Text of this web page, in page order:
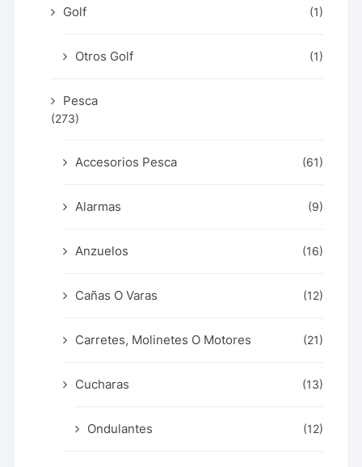
Golf (1)
Otros Golf (1)
Pesca
(273)
Accesorios Pesca (61)
Alarmas (9)
Anzuelos (16)
Cañas O Varas (12)
Carretes, Molinetes O Motores (21)
Cucharas (13)
Ondulantes (12)